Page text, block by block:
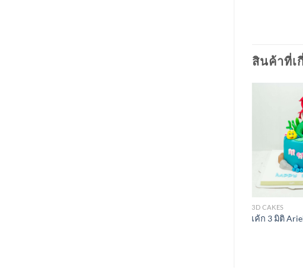
สินค้าที่เ
3D CAKES
เค้ก 3 มิติ